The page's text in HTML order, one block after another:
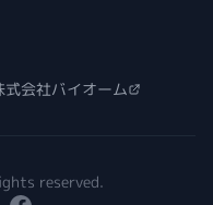
式会社バイオーム
reserved.